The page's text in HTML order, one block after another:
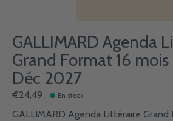
GALLIMARD Agenda
Grand Format 16
Déc 2027
€24,49 En stock
GALLIMARD Agenda Littéraire Grand